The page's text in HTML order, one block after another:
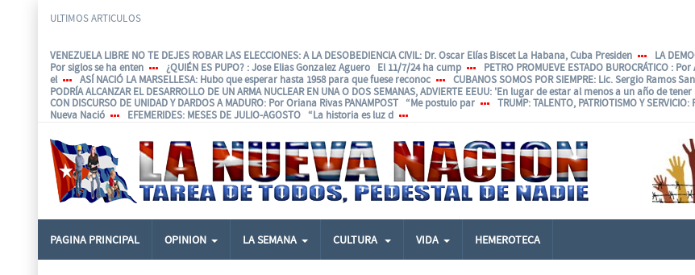
ULTIMOS ARTICULOS
VENEZUELA LIBRE NO TE DEJES ROBAR LAS ELECCIONES: A LA DESOBEDIENCIA CIVIL: Dr. Oscar Elías Biscet La Habana, Cuba Presiden LA
Por siglos se ha enten
¿QUIÉN ES PUPO? : Jose Elias Gonzalez Aguero El 11/7/24 ha cump PETRO PROMUEVE ESTADO BUROCRÁTICO : Por
el
ASÍ NACIÓ LA MARSELLESA: Hubo que esperar hasta 1958 para que fuese reconoc CUBANOS SOMOS POR SIEMPRE: Lic. Sergio Ramos
PODRÍA ALCANZAR EL DESARROLLO DE UN ARMA NUCLEAR EN UNA O DOS SEMANAS, ADVIERTE EEUU: 'En lugar de estar al menos a un año de tener
CON DISCURSO DE UNIDAD Y DARDOS A MADURO: Por Oriana Rivas PANAMPOST “Me postulo par TRUMP: TALENTO, PATRIOTISMO Y SERVICIO:
Nueva Nació
EFEMERIDES: MESES DE JULIO-AGOSTO “La historia es luz d
PAGINA PRINCIPAL OPINION LA SEMANA CULTURA VIDA HEMEROTECA